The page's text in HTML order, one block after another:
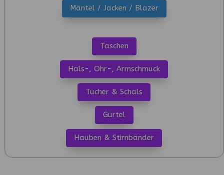
Mäntel / Jacken / Blazer
Taschen
Hals-, Ohr-, Armschmuck
Tücher & Schals
Gürtel
Hauben & Stirnbänder